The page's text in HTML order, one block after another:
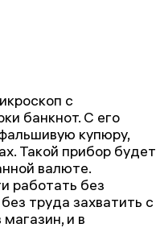
с
банкнот. С его
купюру,
Такой прибор будет
валюте.
работать без
труда захватить с
и в